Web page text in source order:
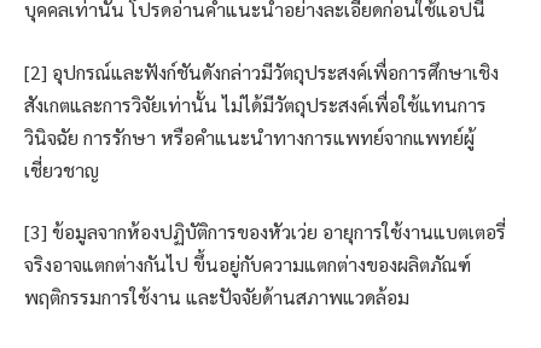
บุคคลเท่านั้น โปรดอ่านคำแนะนำอย่างละเอียดก่อนใช้แอปนี้
[2] อุปกรณ์และฟังก์ชันดังกล่าวมีวัตถุประสงค์เพื่อการศึกษาเชิง
สังเกตและการวิจัยเท่านั้น ไม่ได้มีวัตถุประสงค์เพื่อใช้แทนการ
วินิจฉัย การรักษา หรือคำแนะนำทางการแพทย์จากแพทย์ผู้
เชี่ยวชาญ
[3] ข้อมูลจากห้องปฏิบัติการของหัวเว่ย อายุการใช้งานแบตเตอรี่
จริงอาจแตกต่างกันไป ขึ้นอยู่กับความแตกต่างของผลิตภัณฑ์
พฤติกรรมการใช้งาน และปัจจัยด้านสภาพแวดล้อม